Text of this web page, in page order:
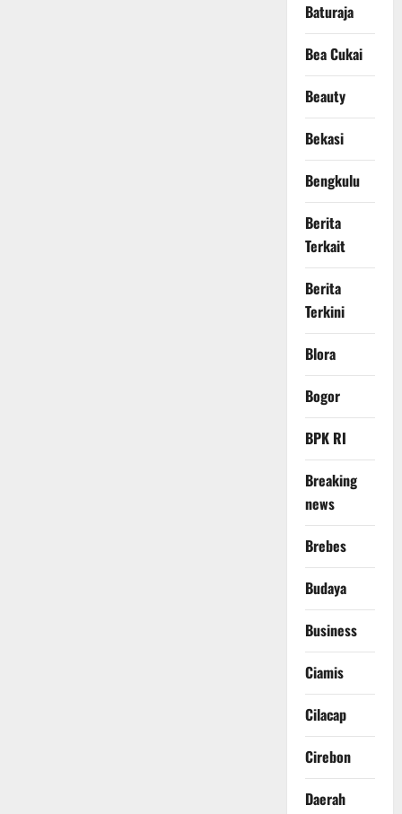
Baturaja
Bea Cukai
Beauty
Bekasi
Bengkulu
Berita
Terkait
Berita
Terkini
Blora
Bogor
BPK RI
Breaking
news
Brebes
Budaya
Business
Ciamis
Cilacap
Cirebon
Daerah